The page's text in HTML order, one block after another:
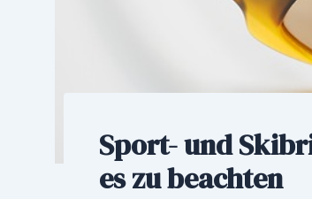
Sport- und
es zu beachten